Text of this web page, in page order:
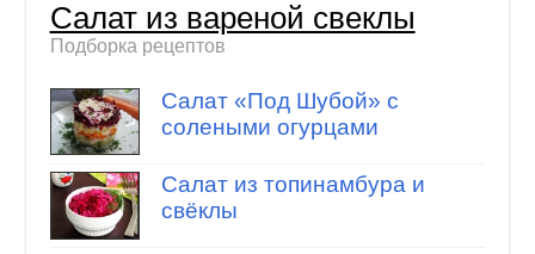
Салат из вареной свеклы
Подборка рецептов
Салат «Под Шубой» с
солеными огурцами
Салат из топинамбура и
свёклы